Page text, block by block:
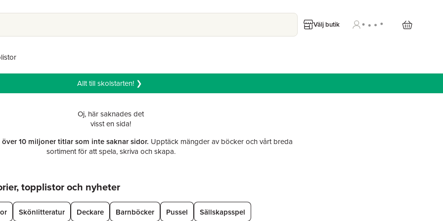
Välj butik
Allt till skolstarten! ❯
Oj, här saknades det
visst en sida!
10 miljoner titlar som inte saknar sidor. Upptäck mängder av böcker och vårt breda
sortiment för att spela, skriva och skapa.
topplistor och nyheter
Skönlitteratur Deckare Barnböcker Pussel Sällskapsspel